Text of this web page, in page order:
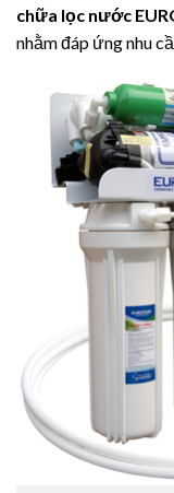
chữa lọc nước
nhằm đáp ứng nhu